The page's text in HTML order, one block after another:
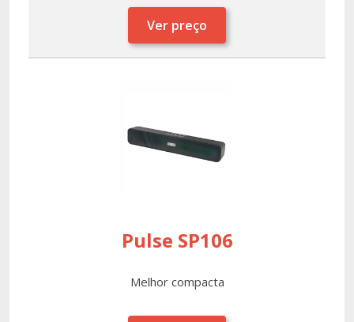
Ver preço
Pulse SP106
Melhor compacta